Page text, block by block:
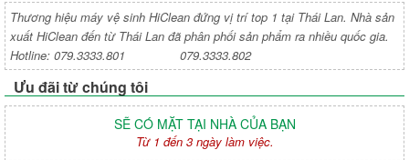
Thương hiệu máy vệ sinh HiClean đứng vị trí top 1 tại Thái Lan. Nhà sản
xuất HiClean đến từ Thái Lan đã phân phối sản phẩm ra nhiều quốc gia.
Hotline: 079.3333.801 079.3333.802
Ưu đãi từ chúng tôi
SẼ CÓ MẶT TẠI NHÀ CỦA BẠN
Từ 1 đến 3 ngày làm việc.